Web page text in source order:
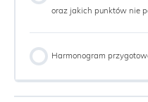
oraz jakich punktów nie
Harmonogram